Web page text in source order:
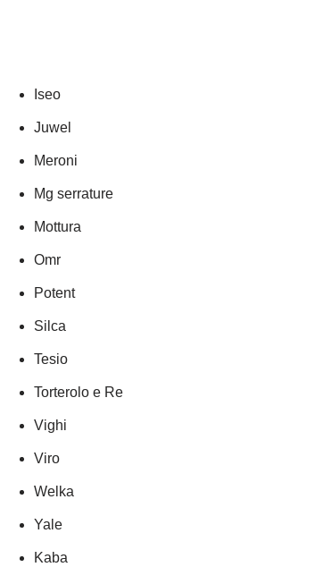
Iseo
Juwel
Meroni
Mg serrature
Mottura
Omr
Potent
Silca
Tesio
Torterolo e Re
Vighi
Viro
Welka
Yale
Kaba